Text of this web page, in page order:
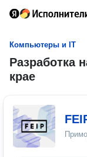
Компьютеры и IT
Разработка
крае